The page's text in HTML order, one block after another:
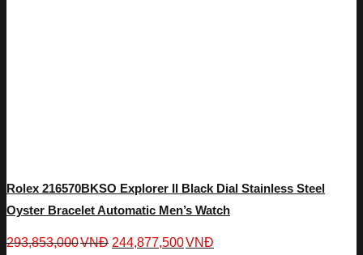
Rolex 216570BKSO Explorer II Black Dial Stainless Steel
Oyster Bracelet Automatic Men’s Watch
293,853,000VNĐ 244,877,500VNĐ